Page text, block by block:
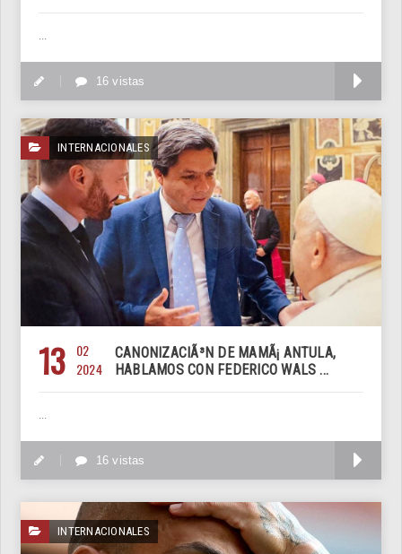
...
16 vistas
INTERNACIONALES
13
02
2024
CANONIZACIÃ³N DE MAMÃ¡ ANTULA,
HABLAMOS CON FEDERICO WALS ...
...
16 vistas
INTERNACIONALES